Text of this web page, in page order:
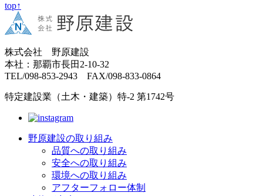
top↑
株式会社 野原建設
本社：那覇市長田2-10-32
TEL/098-853-2943 FAX/098-833-0864
特定建設業（土木・建築）特-2 第1742号
野原建設の取り組み
品質への取り組み
安全への取り組み
環境への取り組み
アフターフォロー体制